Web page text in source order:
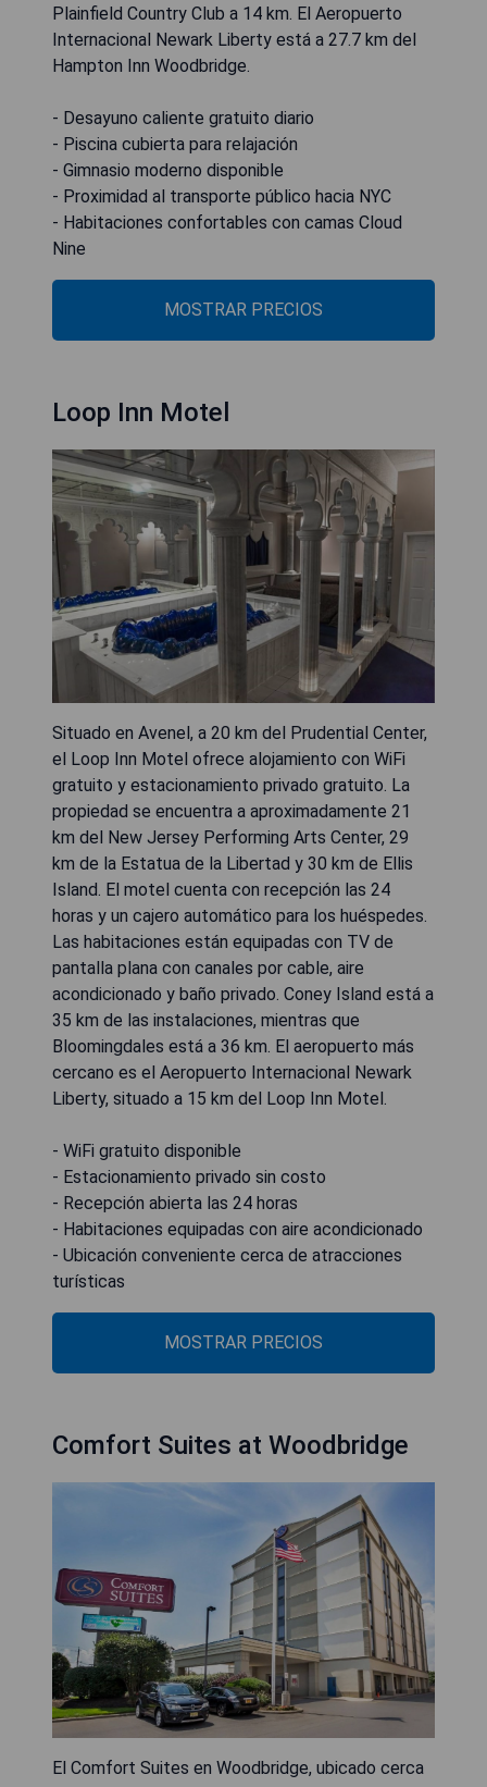
Plainfield Country Club a 14 km. El Aeropuerto
Internacional Newark Liberty está a 27.7 km del
Hampton Inn Woodbridge.
- Desayuno caliente gratuito diario
- Piscina cubierta para relajación
- Gimnasio moderno disponible
- Proximidad al transporte público hacia NYC
- Habitaciones confortables con camas Cloud
Nine
MOSTRAR PRECIOS
Loop Inn Motel
Situado en Avenel, a 20 km del Prudential Center,
el Loop Inn Motel ofrece alojamiento con WiFi
gratuito y estacionamiento privado gratuito. La
propiedad se encuentra a aproximadamente 21
km del New Jersey Performing Arts Center, 29
km de la Estatua de la Libertad y 30 km de Ellis
Island. El motel cuenta con recepción las 24
horas y un cajero automático para los huéspedes.
Las habitaciones están equipadas con TV de
pantalla plana con canales por cable, aire
acondicionado y baño privado. Coney Island está a
35 km de las instalaciones, mientras que
Bloomingdales está a 36 km. El aeropuerto más
cercano es el Aeropuerto Internacional Newark
Liberty, situado a 15 km del Loop Inn Motel.
- WiFi gratuito disponible
- Estacionamiento privado sin costo
- Recepción abierta las 24 horas
- Habitaciones equipadas con aire acondicionado
- Ubicación conveniente cerca de atracciones
turísticas
MOSTRAR PRECIOS
Comfort Suites at Woodbridge
El Comfort Suites en Woodbridge, ubicado cerca